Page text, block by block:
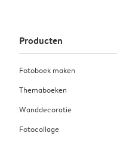
Producten
Fotoboek maken
Themaboeken
Wanddecoratie
Fotocollage